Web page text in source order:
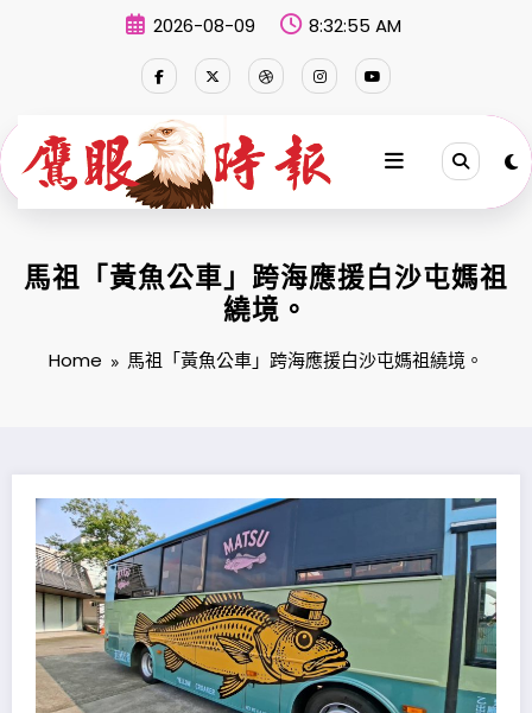
2026-08-09 8:32:55 AM
馬祖「黃魚公車」跨海應援白沙屯媽祖
繞境。
Home 馬祖「黃魚公車」跨海應援白沙屯媽祖繞境。